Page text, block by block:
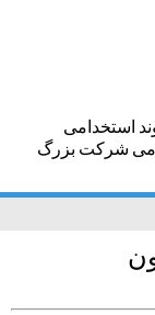
استخدامی
شرکت بزرگ